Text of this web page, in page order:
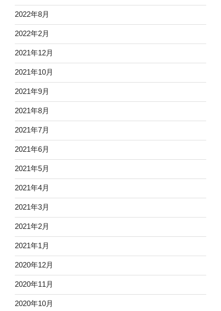
2022年8月
2022年2月
2021年12月
2021年10月
2021年9月
2021年8月
2021年7月
2021年6月
2021年5月
2021年4月
2021年3月
2021年2月
2021年1月
2020年12月
2020年11月
2020年10月